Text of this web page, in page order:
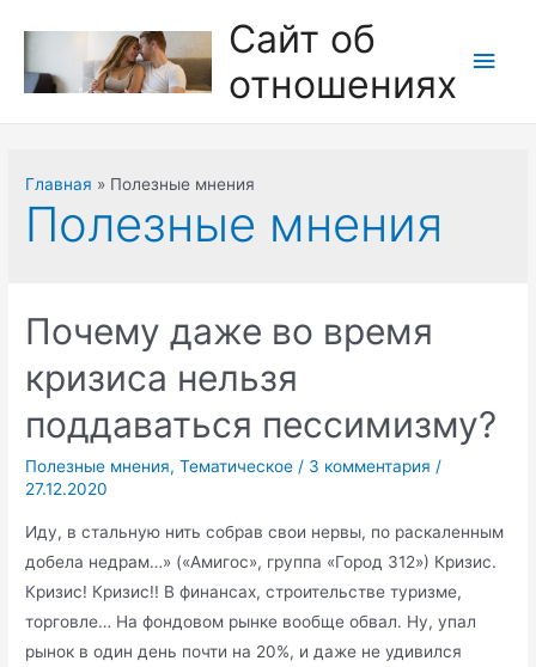
содержимому
Сайт об
отношениях
Главная Полезные мнения
Полезные мнения
Почему даже во время
кризиса нельзя
поддаваться пессимизму?
Полезные мнения,Тематическое / 3 комментария /
27.12.2020
Иду, в стальную нить собрав свои нервы, по раскаленным
добела недрам…» («Амигос», группа «Город 312») Кризис.
Кризис! Кризис!! В финансах, строительстве туризме,
торговле… На фондовом рынке вообще обвал. Ну, упал
рынок в один день почти на 20%, и даже не удивился